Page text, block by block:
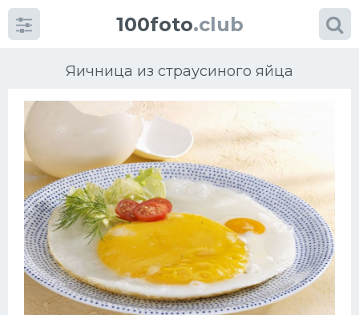
100foto.club
Яичница из страусиного яйца
Категориикартинок
Супы
Мясные блюда
Печенье